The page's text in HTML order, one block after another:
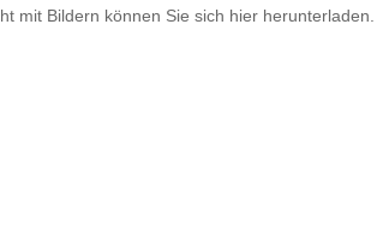
mit Bildern können Sie sich hier